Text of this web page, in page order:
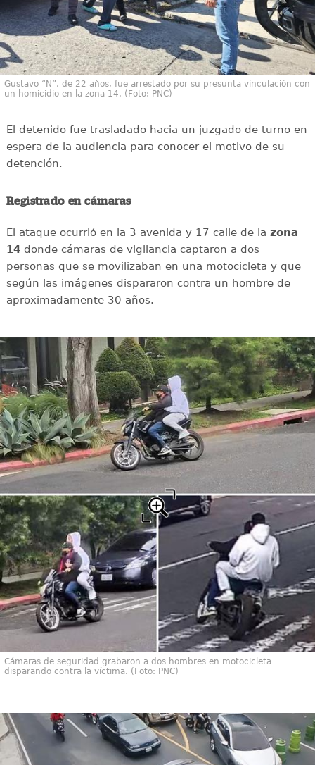
Gustavo “N”, de 22 años, fue arrestado por su presunta vinculación con
un homicidio en la zona 14. (Foto: PNC)
El detenido fue trasladado hacia un juzgado de turno en
espera de la audiencia para conocer el motivo de su
detención.
Registrado en cámaras
El ataque ocurrió en la 3 avenida y 17 calle de la zona
14donde cámaras de vigilancia captaron a dos
personas que se movilizaban en una motocicleta y que
según las imágenes dispararon contra un hombre de
aproximadamente 30 años.
Cámaras de seguridad grabaron a dos hombres en motocicleta
disparando contra la víctima. (Foto: PNC)